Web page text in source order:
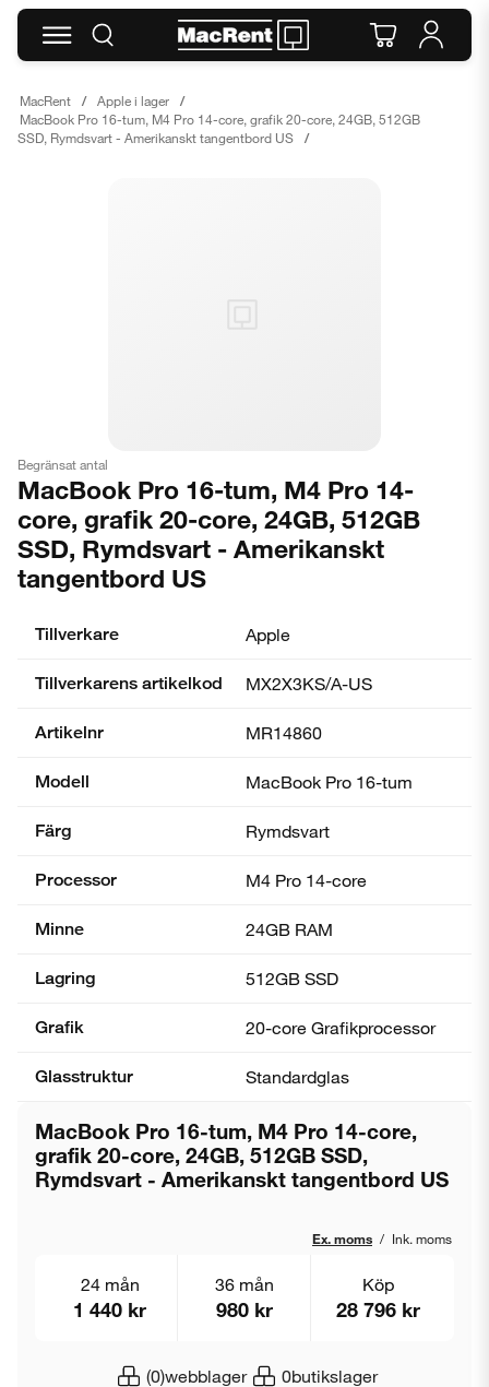
MacRent
Apple i lager
MacBook Pro 16-tum, M4 Pro 14-core, grafik 20-core, 24GB, 512GB
SSD, Rymdsvart - Amerikanskt tangentbord US
Begränsat antal
MacBook Pro 16-tum, M4 Pro 14-
core, grafik 20-core, 24GB, 512GB
SSD, Rymdsvart - Amerikanskt
tangentbord US
Tillverkare Apple
Tillverkarens artikelkod MX2X3KS/A-US
Artikelnr MR14860
Modell MacBook Pro 16-tum
Färg Rymdsvart
Processor M4 Pro 14-core
Minne 24GB RAM
Lagring 512GB SSD
Grafik 20-core Grafik­processor
Glasstruktur Standardglas
MacBook Pro 16-tum, M4 Pro 14-core,
grafik 20-core, 24GB, 512GB SSD,
Rymdsvart - Amerikanskt tangentbord US
Ex. moms / Ink. moms
(0)webblager 0butikslager
24 mån
1 440 kr
36 mån
980 kr
Köp
28 796 kr